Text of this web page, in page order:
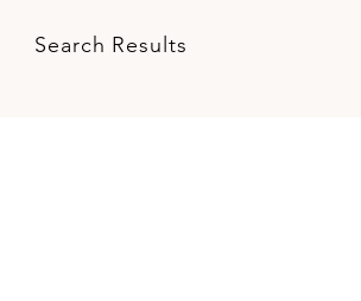
Search Results